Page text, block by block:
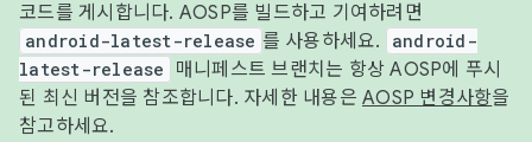
코드를 게시합니다. AOSP를 빌드하고 기여하려면
android-latest-release 를 사용하세요.
android-
latest-release
매니페스트 브랜치는 항상 AOSP에 푸시
된 최신 버전을 참조합니다. 자세한 내용은 AOSP 변경사항을
참고하세요.